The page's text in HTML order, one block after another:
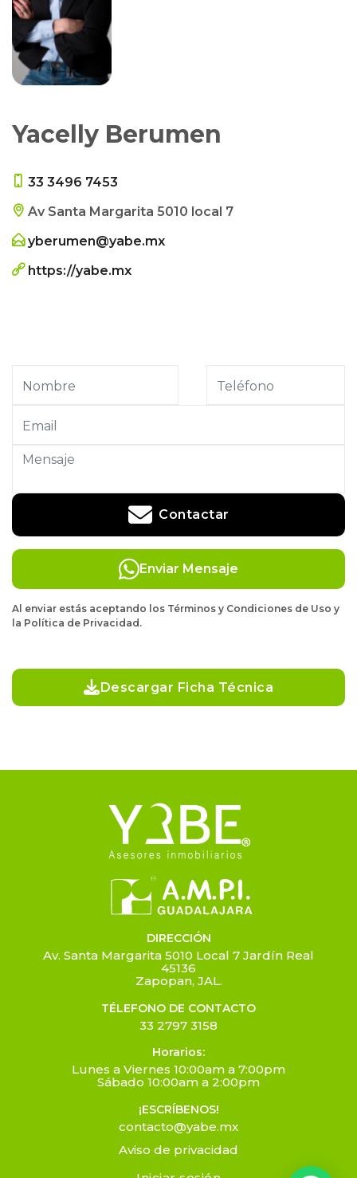
Yacelly Berumen
33 3496 7453
Av Santa Margarita 5010 local 7
yberumen@yabe.mx
https://yabe.mx
Contactar
Enviar Mensaje
Al enviar estás aceptando los Términos y Condiciones de Uso y
la Política de Privacidad.
Descargar Ficha Técnica
DIRECCIÓN
Av. Santa Margarita 5010 Local 7 Jardín Real
45136
Zapopan, JAL.
TÉLEFONO DE CONTACTO
33 2797 3158
Horarios:
Lunes a Viernes 10:00am a 7:00pm
Sábado 10:00am a 2:00pm
¡ESCRÍBENOS!
contacto@yabe.mx
Aviso de privacidad